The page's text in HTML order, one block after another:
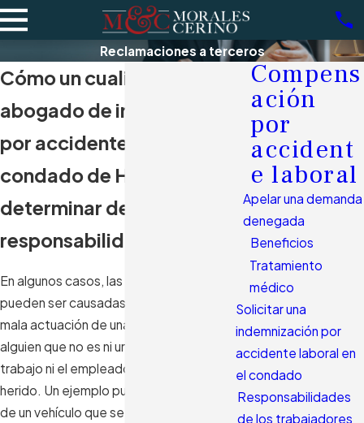
Reclamaciones a terceros
Cómo un cualificado
abogado de indemnización
por accidente laboral en el
condado de Hialeah puede
determinar de quién es la
responsabilidad.
En algunos casos, las lesiones laborales
pueden ser causadas por la negligencia o
mala actuación de una tercera parte –
alguien que no es ni un compañero de
trabajo ni el empleador del trabajador
herido. Un ejemplo puede ser el conductor
de un vehículo que se choca contra un
Compens
ación
por
accident
e laboral
Apelar una demanda
denegada
Beneficios
Tratamiento
médico
Solicitar una
indemnización por
accidente laboral en
el condado
Responsabilidades
de los trabajadores